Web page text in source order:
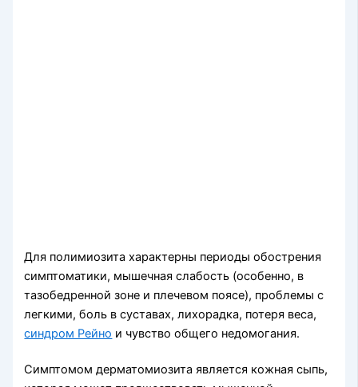
Для полимиозита характерны периоды обострения
симптоматики, мышечная слабость (особенно, в
тазобедренной зоне и плечевом поясе), проблемы с
легкими, боль в суставах, лихорадка, потеря веса,
синдром Рейно и чувство общего недомогания.
Симптомом дерматомиозита является кожная сыпь,